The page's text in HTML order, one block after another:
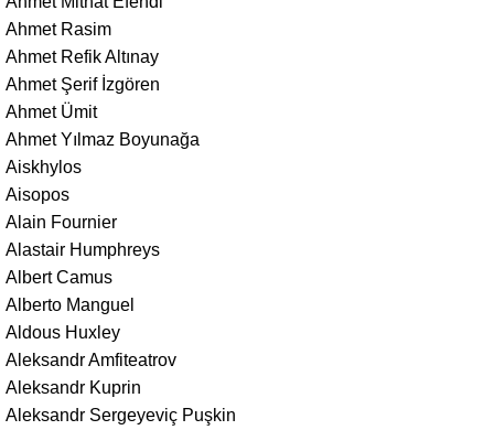
Ahmet Rasim
Ahmet Refik Altınay
Ahmet Şerif İzgören
Ahmet Ümit
Ahmet Yılmaz Boyunağa
Aiskhylos
Aisopos
Alain Fournier
Alastair Humphreys
Albert Camus
Alberto Manguel
Aldous Huxley
Aleksandr Amfiteatrov
Aleksandr Kuprin
Aleksandr Sergeyeviç Puşkin